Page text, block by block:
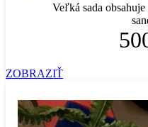
Veľká sada
ZOBRAZIŤ